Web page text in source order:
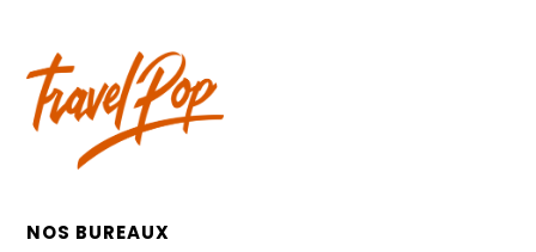
NOS BUREAUX